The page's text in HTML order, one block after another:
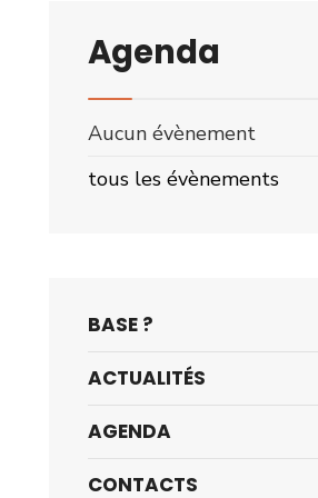
Agenda
Aucun évènement
tous les évènements
BASE ?
ACTUALITÉS
AGENDA
CONTACTS